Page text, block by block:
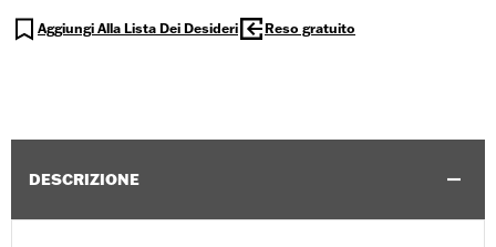
Aggiungi Alla Lista Dei Desideri Reso gratuito
DESCRIZIONE